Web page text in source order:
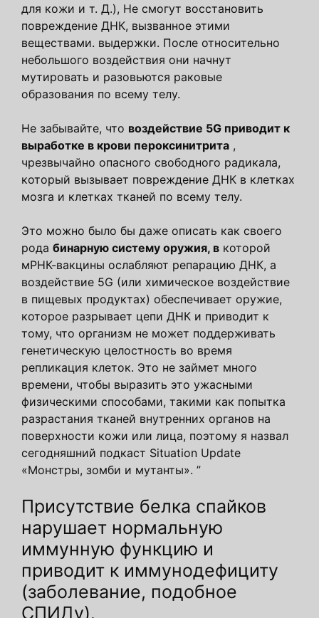
для кожи и т. Д.), Не смогут восстановить
повреждение ДНК, вызванное этими
веществами. выдержки. После относительно
небольшого воздействия они начнут
мутировать и разовьются раковые
образования по всему телу.
Не забывайте, что воздействие 5G приводит к
выработке в крови пероксинитрита ,
чрезвычайно опасного свободного радикала,
который вызывает повреждение ДНК в клетках
мозга и клетках тканей по всему телу.
Это можно было бы даже описать как своего
рода бинарную систему оружия, в которой
мРНК-вакцины ослабляют репарацию ДНК, а
воздействие 5G (или химическое воздействие
в пищевых продуктах) обеспечивает оружие,
которое разрывает цепи ДНК и приводит к
тому, что организм не может поддерживать
генетическую целостность во время
репликация клеток. Это не займет много
времени, чтобы выразить это ужасными
физическими способами, такими как попытка
разрастания тканей внутренних органов на
поверхности кожи или лица, поэтому я назвал
сегодняшний подкаст Situation Update
«Монстры, зомби и мутанты». ”
Присутствие белка спайков
нарушает нормальную
иммунную функцию и
приводит к иммунодефициту
(заболевание, подобное
СПИДу).